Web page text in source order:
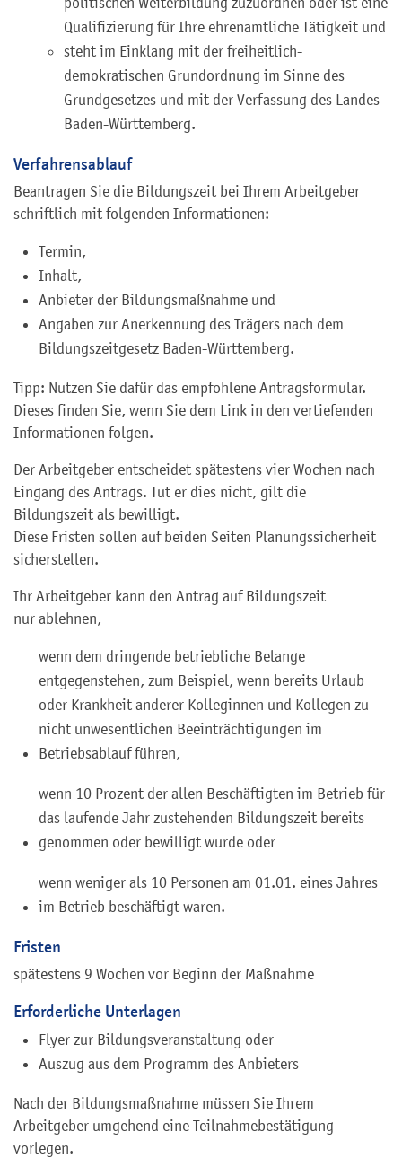
Qualifizierung für Ihre ehrenamtliche Tätigkeit und
steht im Einklang mit der freiheitlich-
demokratischen Grundordnung im Sinne des
Grundgesetzes und mit der Verfassung des Landes
Baden-Württemberg.
Verfahrensablauf
Beantragen Sie die Bildungszeit bei Ihrem Arbeitgeber
schriftlich mit folgenden Informationen:
Termin,
Inhalt,
Anbieter der Bildungsmaßnahme und
Angaben zur Anerkennung des Trägers nach dem
Bildungszeitgesetz Baden-Württemberg.
Tipp: Nutzen Sie dafür das empfohlene Antragsformular.
Dieses finden Sie, wenn Sie dem Link in den vertiefenden
Informationen folgen.
Der Arbeitgeber entscheidet spätestens vier Wochen nach
Eingang des Antrags. Tut er dies nicht, gilt die
Bildungszeit als bewilligt.
Diese Fristen sollen auf beiden Seiten Planungssicherheit
sicherstellen.
Ihr Arbeitgeber kann den Antrag auf Bildungszeit
nur ablehnen,
wenn dem dringende betriebliche Belange
entgegenstehen, zum Beispiel, wenn bereits Urlaub
oder Krankheit anderer Kolleginnen und Kollegen zu
nicht unwesentlichen Beeinträchtigungen im
Betriebsablauf führen,
wenn 10 Prozent der allen Beschäftigten im Betrieb für
das laufende Jahr zustehenden Bildungszeit bereits
genommen oder bewilligt wurde oder
wenn weniger als 10 Personen am 01.01. eines Jahres
im Betrieb beschäftigt waren.
Fristen
spätestens 9 Wochen vor Beginn der Maßnahme
Erforderliche Unterlagen
Flyer zur Bildungsveranstaltung oder
Auszug aus dem Programm des Anbieters
Nach der Bildungsmaßnahme müssen Sie Ihrem
Arbeitgeber umgehend eine Teilnahmebestätigung
vorlegen.